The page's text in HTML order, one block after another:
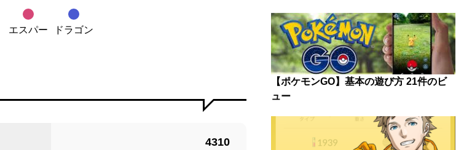
エスパー ドラゴン
4310
【ポケモンGO】基本の遊び方 21件のビ
ュー